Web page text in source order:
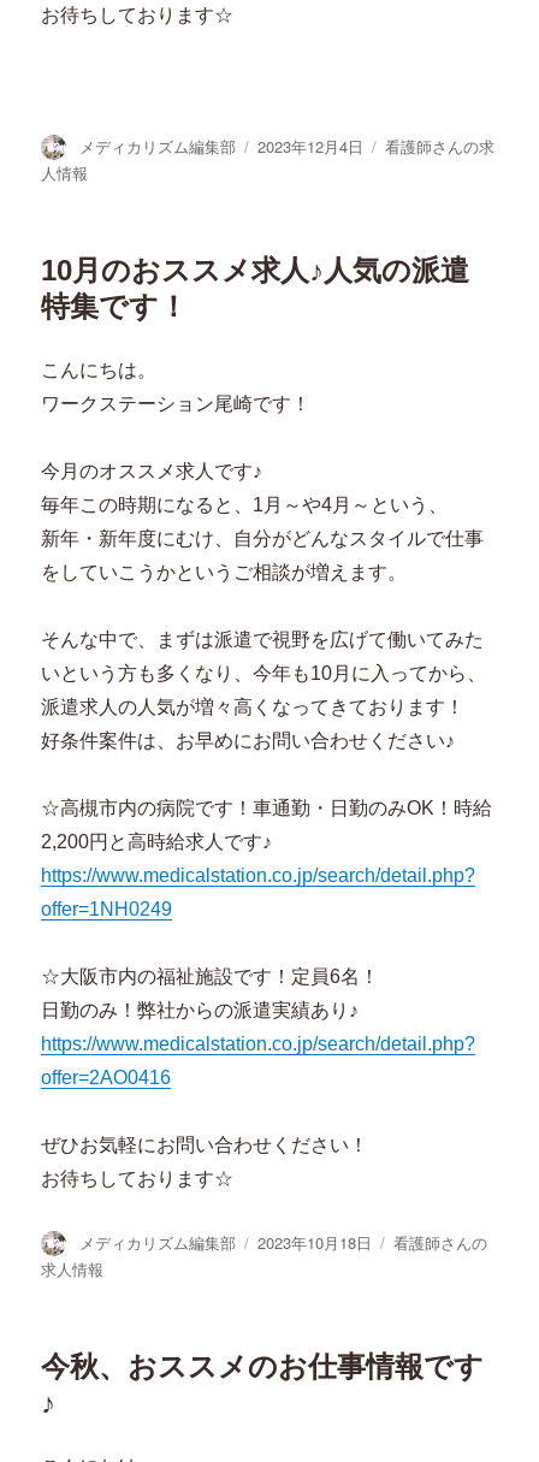
お待ちしております☆
投
稿
メディカリズム編集部
投
2023年12月4日
カ
看護師さんの求
人情報
10月のおススメ求人♪人気の派遣
特集です！
こんにちは。
ワークステーション尾崎です！
今月のオススメ求人です♪
毎年この時期になると、1月～や4月～という、
新年・新年度にむけ、自分がどんなスタイルで仕事
をしていこうかというご相談が増えます。
そんな中で、まずは派遣で視野を広げて働いてみた
いという方も多くなり、今年も10月に入ってから、
派遣求人の人気が増々高くなってきております！
好条件案件は、お早めにお問い合わせください♪
☆高槻市内の病院です！車通勤・日勤のみOK！時給
2,200円と高時給求人です♪
https://www.medicalstation.co.jp/search/detail.php?
offer=1NH0249
☆大阪市内の福祉施設です！定員6名！
日勤のみ！弊社からの派遣実績あり♪
https://www.medicalstation.co.jp/search/detail.php?
offer=2AO0416
ぜひお気軽にお問い合わせください！
お待ちしております☆
投
稿
メディカリズム編集部
投
2023年10月18日
カ
看護師さんの
求人情報
今秋、おススメのお仕事情報です
♪